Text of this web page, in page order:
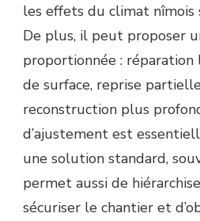
les effets du climat nîmois
De plus, il peut proposer
proportionnée : réparation
de surface, reprise
reconstruction plus
d’ajustement est
une solution standard,
permet aussi de
sécuriser le chantier et